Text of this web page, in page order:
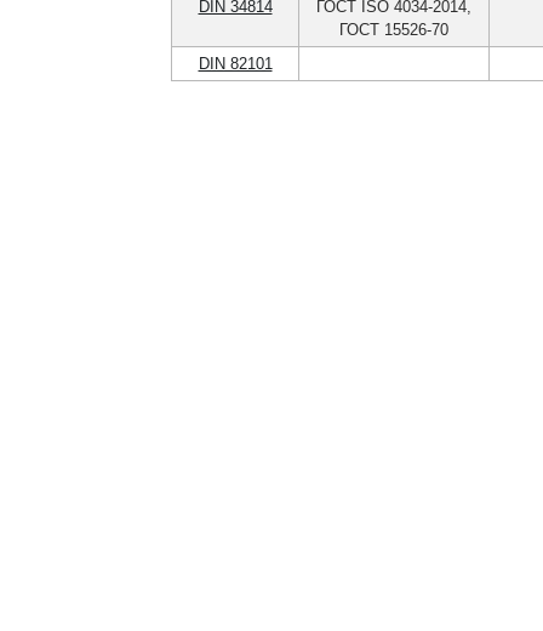
DIN 34814
ГОСТ ISO 4034-2014,
ГОСТ 15526-70
DIN 82101